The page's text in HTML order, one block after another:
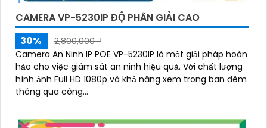
CAMERA VP-5230IP ĐỘ PHÂN GIẢI CAO
30%
2,800,000 ₫
Camera An Ninh IP POE VP-5230IP là một giải pháp hoàn
hảo cho việc giám sát an ninh hiệu quả. Với chất lượng
hình ảnh Full HD 1080p và khả năng xem trong ban đêm
thông qua công...